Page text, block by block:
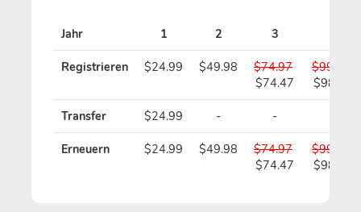
Jahr 1 2 3
Registrieren $24.99 $49.98
$74.97
$74.47
$99.96
$98.96
Transfer $24.99 - -
Erneuern $24.99 $49.98
$74.97
$74.47
$99.96
$98.96